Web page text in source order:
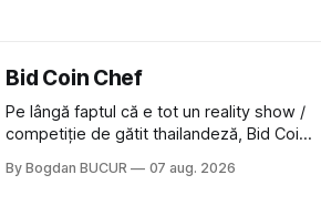
Bid Coin Chef
Pe lângă faptul că e tot un reality show /
competiție de gătit thailandeză, Bid Coin
Restaurant War Street King Thailand: și
By Bogdan BUCUR 07 aug. 2026